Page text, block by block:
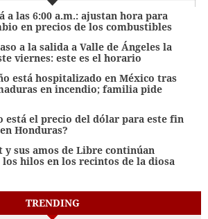
a las 6:00 a.m.: ajustan hora para
en precios de los combustibles
a la salida a Valle de Ángeles la
viernes: este es el horario
está hospitalizado en México tras
en incendio; familia pide
está el precio del dólar para este fin
Honduras?
y sus amos de Libre continúan
hilos en los recintos de la diosa
TRENDING